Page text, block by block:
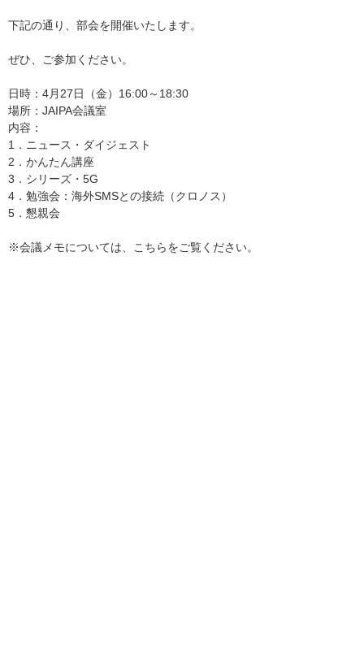
下記の通り、部会を開催いたします。
ぜひ、ご参加ください。
日時：4月27日（金）16:00～18:30
場所：JAIPA会議室
内容：
1．ニュース・ダイジェスト
2．かんたん講座
3．シリーズ・5G
4．勉強会：海外SMSとの接続（クロノス）
5．懇親会
※会議メモについては、こちらをご覧ください。